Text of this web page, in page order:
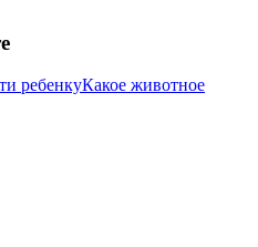
Какое животное